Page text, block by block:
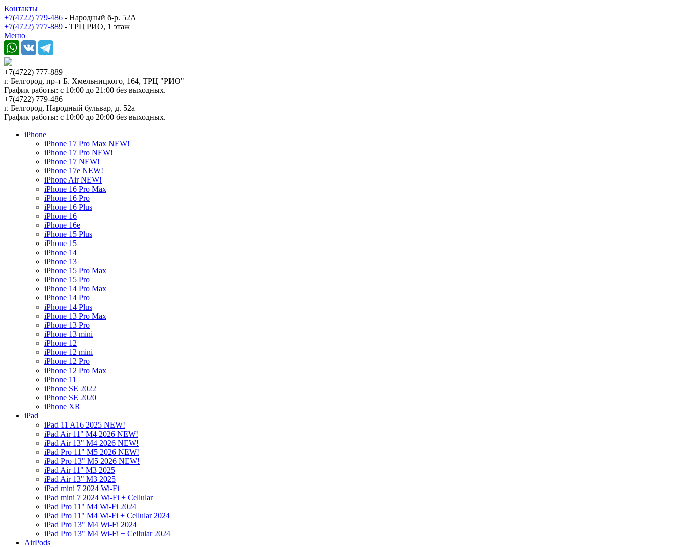
Контакты
+7(4722) 779-486 - Народный б-р. 52А
+7(4722) 777-889 - ТРЦ РИО, 1 этаж
Меню
+7(4722) 777-889
г. Белгород, пр-т Б. Хмельницкого, 164, ТРЦ "РИО"
График работы: с 10:00 до 21:00 без выходных.
+7(4722) 779-486
г. Белгород, Народный бульвар, д. 52а
График работы: с 10:00 до 20:00 без выходных.
iPhone
iPhone 17 Pro Max NEW!
iPhone 17 Pro NEW!
iPhone 17 NEW!
iPhone 17e NEW!
iPhone Air NEW!
iPhone 16 Pro Max
iPhone 16 Pro
iPhone 16 Plus
iPhone 16
iPhone 16e
iPhone 15 Plus
iPhone 15
iPhone 14
iPhone 13
iPhone 15 Pro Max
iPhone 15 Pro
iPhone 14 Pro Max
iPhone 14 Pro
iPhone 14 Plus
iPhone 13 Pro Max
iPhone 13 Pro
iPhone 13 mini
iPhone 12
iPhone 12 mini
iPhone 12 Pro
iPhone 12 Pro Max
iPhone 11
iPhone SE 2022
iPhone SE 2020
iPhone XR
iPad
iPad 11 A16 2025 NEW!
iPad Air 11" M4 2026 NEW!
iPad Air 13" M4 2026 NEW!
iPad Pro 11" M5 2026 NEW!
iPad Pro 13" M5 2026 NEW!
iPad Air 11" M3 2025
iPad Air 13" M3 2025
iPad mini 7 2024 Wi-Fi
iPad mini 7 2024 Wi-Fi + Cellular
iPad Pro 11" M4 Wi-Fi 2024
iPad Pro 11" M4 Wi-Fi + Cellular 2024
iPad Pro 13" M4 Wi-Fi 2024
iPad Pro 13" M4 Wi-Fi + Cellular 2024
AirPods